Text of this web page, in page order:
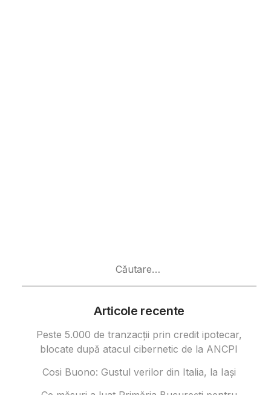
Articole recente
Peste 5.000 de tranzacții prin credit ipotecar,
blocate după atacul cibernetic de la ANCPI
Cosi Buono: Gustul verilor din Italia, la Iași